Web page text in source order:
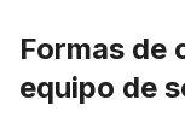
Formas de
equipo de